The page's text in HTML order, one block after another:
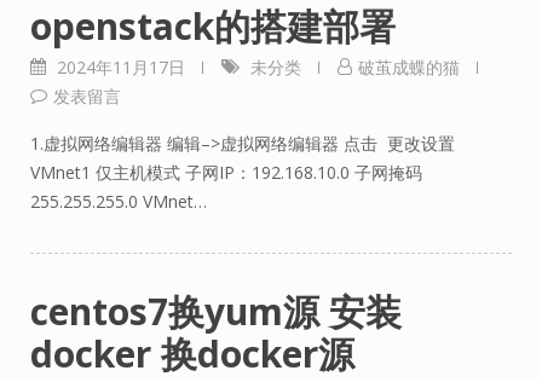
openstack的搭建部署
2024年11月17日 未分类
破茧成蝶的猫
发表留言
1.虚拟网络编辑器 编辑–>虚拟网络编辑器 点击 更改设置
VMnet1 仅主机模式 子网IP：192.168.10.0 子网掩码
255.255.255.0 VMnet…
centos7换yum源 安装
docker 换docker源